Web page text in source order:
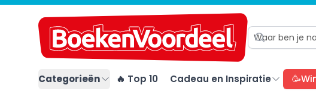
Categorieën 🔥 Top 10 Cadeau en Inspiratie